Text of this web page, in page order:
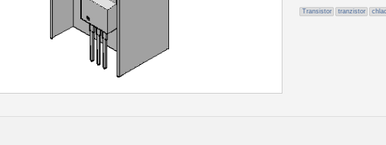
Transistor tranzistor